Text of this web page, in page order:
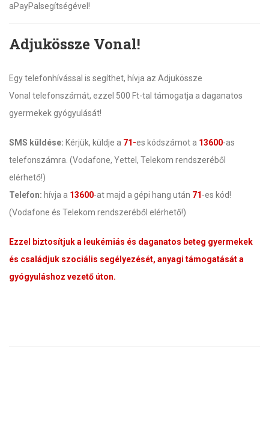
aPayPalsegítségével!
Adjukössze Vonal!
Egy telefonhívással is segíthet, hívja az Adjukössze
Vonal telefonszámát, ezzel 500 Ft-tal támogatja a daganatos
gyermekek gyógyulását!
SMS küldése: Kérjük, küldje a 71-es kódszámot a 13600-as
telefonszámra. (Vodafone, Yettel, Telekom rendszeréből
elérhető!)
Telefon: hívja a 13600-at majd a gépi hang után 71-es kód!
(Vodafone és Telekom rendszeréből elérhető!)
Ezzel biztosítjuk a leukémiás és daganatos beteg gyermekek
és családjuk szociális segélyezését, anyagi támogatását a
gyógyuláshoz vezető úton.